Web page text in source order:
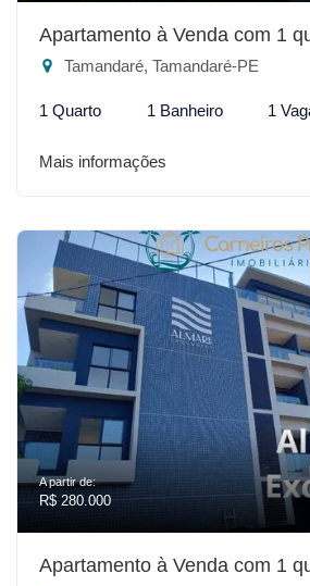
Apartamento à Venda com 1
Tamandaré, Tamandaré-PE
1 Quarto 1 Banheiro 1
Mais informações
A partir de:
R$ 280.000
Apartamento à Venda com 1